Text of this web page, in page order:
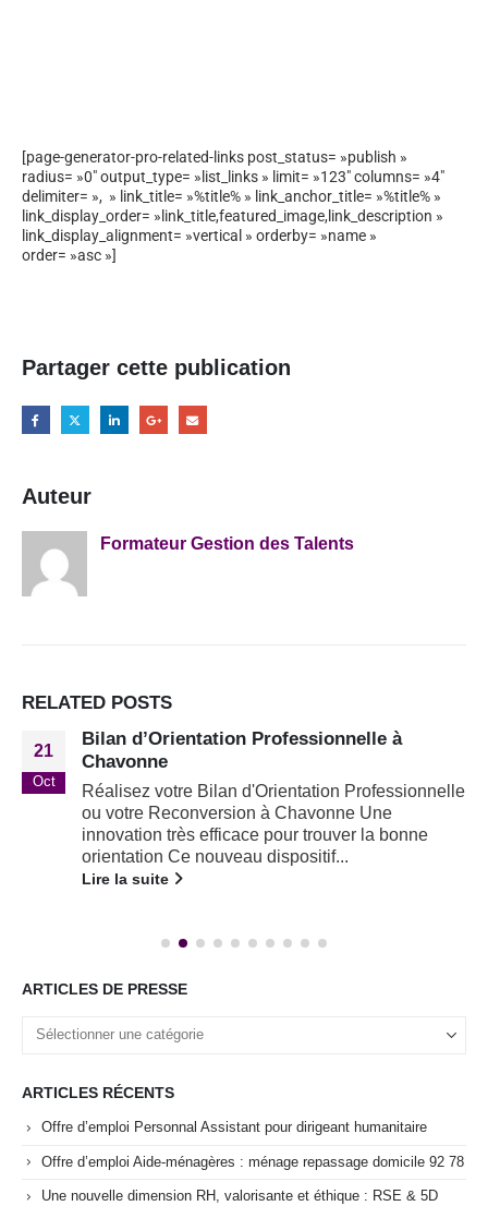
[page-generator-pro-related-links post_status= »publish »
radius= »0″ output_type= »list_links » limit= »123″ columns= »4″
delimiter= », » link_title= »%title% » link_anchor_title= »%title% »
link_display_order= »link_title,featured_image,link_description »
link_display_alignment= »vertical » orderby= »name »
order= »asc »]
Partager cette publication
Auteur
Formateur Gestion des Talents
RELATED POSTS
21
Oct
Bilan d’Orientation Professionnelle à
Chavonne
Réalisez votre Bilan d'Orientation Professionnelle
ou votre Reconversion à Chavonne Une
innovation très efficace pour trouver la bonne
orientation Ce nouveau dispositif...
Lire la suite
ARTICLES DE PRESSE
ARTICLES RÉCENTS
Offre d’emploi Personnal Assistant pour dirigeant humanitaire
Offre d’emploi Aide-ménagères : ménage repassage domicile 92 78
Une nouvelle dimension RH, valorisante et éthique : RSE & 5D